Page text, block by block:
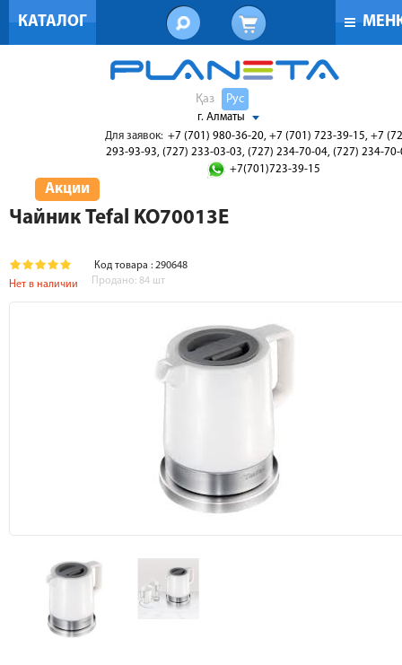
КАТАЛОГ
Қаз Рус
г. Алматы
Для заявок: +7 (701) 980-36-20, +7 (701) 723-39-15, +7
293-93-93, (727) 233-03-03, (727) 234-70-04, (727) 234-
+7(701)723-39-15
Акции
Чайник Tefal KO70013E
Код товара : 290648
Нет в наличии
Продано: 84 шт